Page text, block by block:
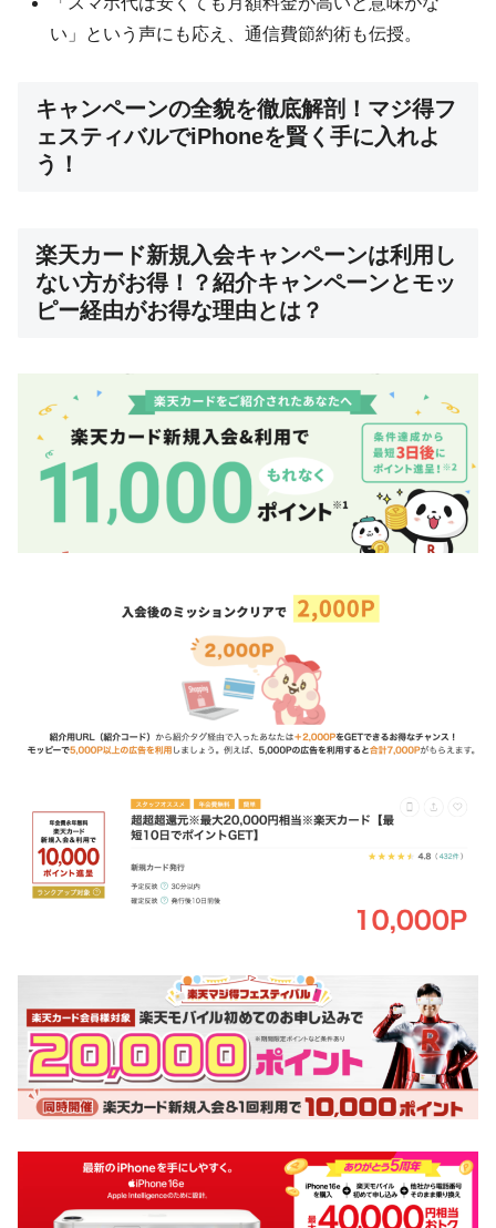
い」という声にも応え、通信費節約術も伝授。
キャンペーンの全貌を徹底解剖！マジ得フ
ェスティバルでiPhoneを賢く手に入れよ
う！
楽天カード新規入会キャンペーンは利用し
ない方がお得！？紹介キャンペーンとモッ
ピー経由がお得な理由とは？